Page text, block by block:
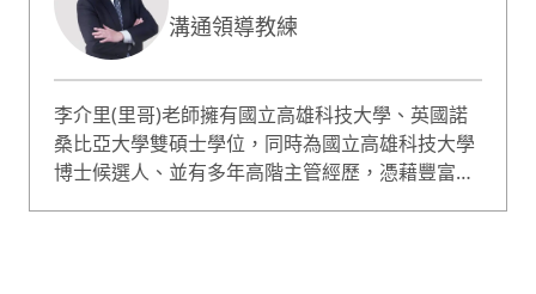
企業與民間團體做演講和培訓，深受好評。無糖律
師相信談判的核心在於理解與策略，致力於幫助企
協助法律風險之控管並取得優勢。
溝通領導教練
李介里(里哥)老師擁有國立高雄科技大學、英國諾
桑比亞大學雙碩士學位，同時為國立高雄科技大學
博士候選人、並有多年高階主管經歷，憑藉豐富的